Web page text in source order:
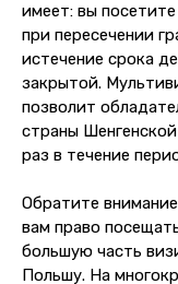
имеет: вы
при пересечении
истечение срока
закрытой.
позволит
страны
раз в течение
Обратите
вам право
большую часть
Польшу. На